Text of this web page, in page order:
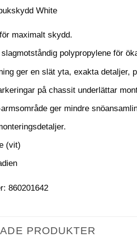
White
maximalt skydd.
polypropylene för
ger en slät yta, exakta detaljer,
på chassit underlättar
ger mindre
(vit)
860201642
PRODUKTER